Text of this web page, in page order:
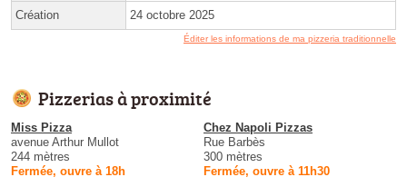
Création 24 octobre 2025
Éditer les informations de ma pizzeria traditionnelle
Pizzerias à proximité
Miss Pizza
avenue Arthur Mullot
244 mètres
Fermée, ouvre à 18h
Chez Napoli Pizzas
Rue Barbès
300 mètres
Fermée, ouvre à 11h30